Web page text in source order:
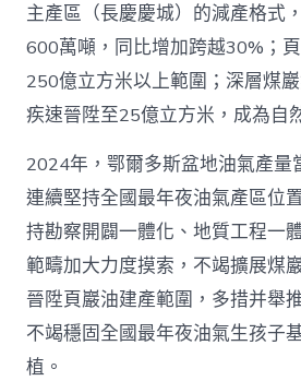
主產區（長慶慶城）的減產格式
600萬噸，同比增加跨越30%；
250億立方米以上範圍；深層煤
疾速晉陞至25億立方米，成為自
2024年，鄂爾多斯盆地油氣產量
連續堅持全國最年夜油氣產區位
持勘察開闢一體化、地質工程一
範疇加大力度摸索，不竭擴展煤
晉陞頁巖油建產範圍，多措并舉
不竭穩固全國最年夜油氣生孩子
植。